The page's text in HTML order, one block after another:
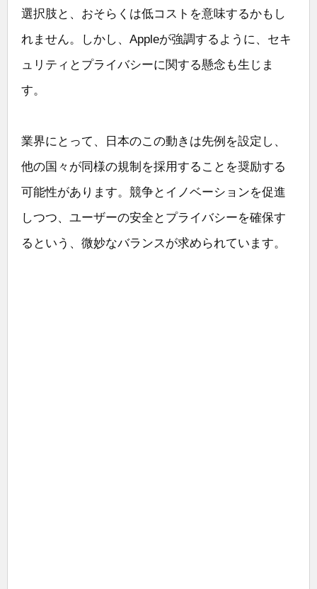
選択肢と、おそらくは低コストを意味するかもし
れません。しかし、Appleが強調するように、セキ
ュリティとプライバシーに関する懸念も生じま
す。
業界にとって、日本のこの動きは先例を設定し、
他の国々が同様の規制を採用することを奨励する
可能性があります。競争とイノベーションを促進
しつつ、ユーザーの安全とプライバシーを確保す
るという、微妙なバランスが求められています。